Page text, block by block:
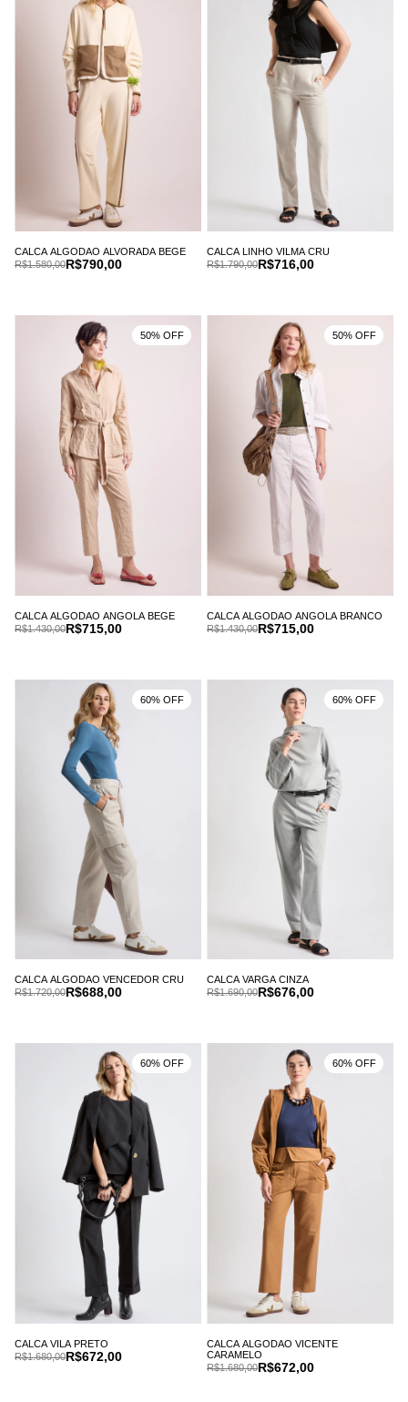
CALCA ALGODAO ALVORADA BEGE
R$790,00
R$1.580,00
CALCA LINHO VILMA CRU
R$716,00
R$1.790,00
CALCA ALGODAO ANGOLA BEGE
R$715,00
R$1.430,00
50% OFF
CALCA ALGODAO ANGOLA BRANCO
R$715,00
R$1.430,00
50% OFF
CALCA ALGODAO VENCEDOR CRU
R$688,00
R$1.720,00
60% OFF
CALCA VARGA CINZA
R$676,00
R$1.690,00
60% OFF
CALCA VILA PRETO
R$672,00
R$1.680,00
60% OFF
CALCA ALGODAO VICENTE
CARAMELO
R$672,00
R$1.680,00
60% OFF